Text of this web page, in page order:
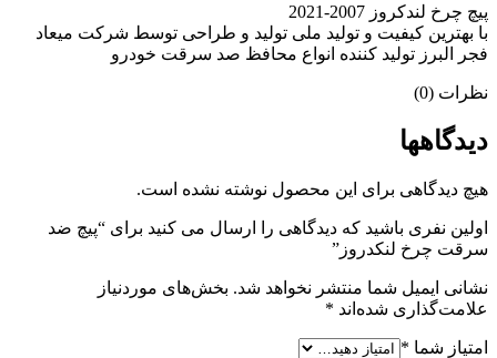
پيچ چرخ لندكروز 2007-2021
با بهترین کیفیت و تولید ملی تولید و طراحی توسط شرکت میعاد
فجر البرز تولید کننده انواع محافظ صد سرقت خودرو
نظرات (0)
دیدگاهها
هیچ دیدگاهی برای این محصول نوشته نشده است.
اولین نفری باشید که دیدگاهی را ارسال می کنید برای “پیچ ضد
سرقت چرخ لنکدروز”
نشانی ایمیل شما منتشر نخواهد شد. بخش‌های موردنیاز
علامت‌گذاری شده‌اند *
امتیاز شما *